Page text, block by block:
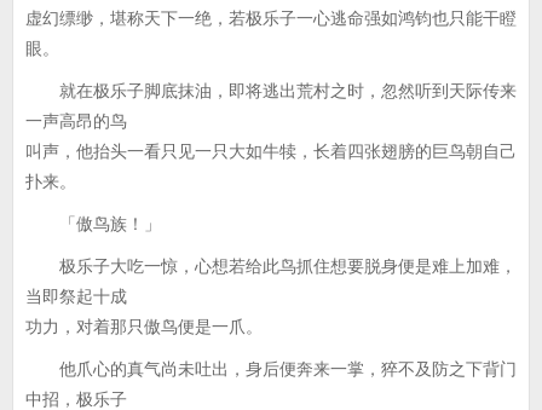
虚幻缥缈，堪称天下一绝，若极乐子一心逃命强如鸿钧也只能干瞪
眼。
就在极乐子脚底抹油，即将逃出荒村之时，忽然听到天际传来
一声高昂的鸟
叫声，他抬头一看只见一只大如牛犊，长着四张翅膀的巨鸟朝自己
扑来。
「傲鸟族！」
极乐子大吃一惊，心想若给此鸟抓住想要脱身便是难上加难，
当即祭起十成
功力，对着那只傲鸟便是一爪。
他爪心的真气尚未吐出，身后便奔来一掌，猝不及防之下背门
中招，极乐子